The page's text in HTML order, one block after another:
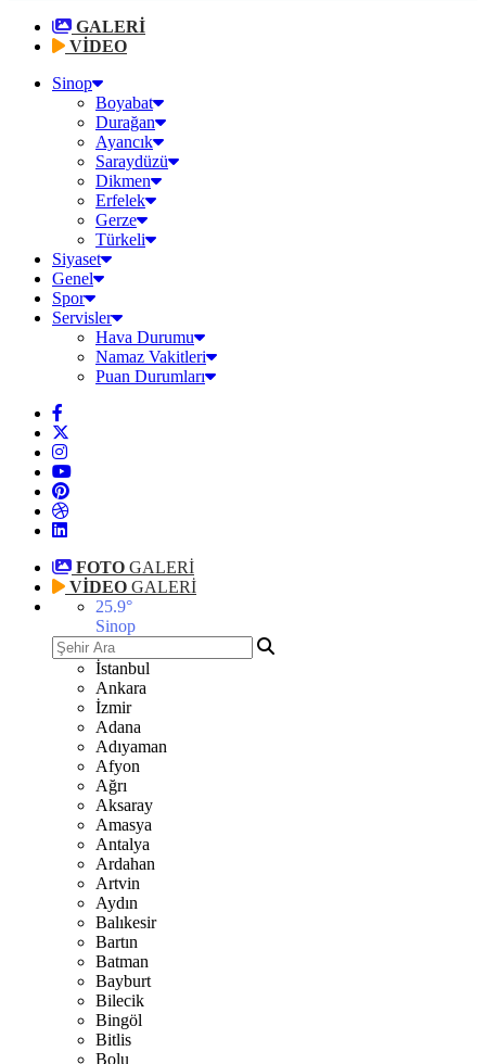
GALERİ
VİDEO
Sinop
Boyabat
Durağan
Ayancık
Saraydüzü
Dikmen
Erfelek
Gerze
Türkeli
Siyaset
Genel
Spor
Servisler
Hava Durumu
Namaz Vakitleri
Puan Durumları
FOTO GALERİ
VİDEO GALERİ
25.9°
Sinop
İstanbul
Ankara
İzmir
Adana
Adıyaman
Afyon
Ağrı
Aksaray
Amasya
Antalya
Ardahan
Artvin
Aydın
Balıkesir
Bartın
Batman
Bayburt
Bilecik
Bingöl
Bitlis
Bolu